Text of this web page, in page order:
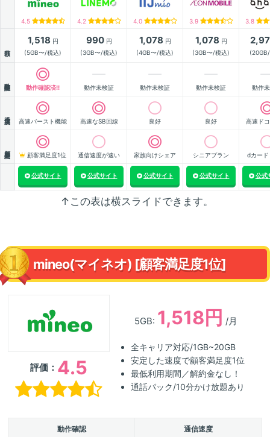
4.5 4.2 4.0 3.9 3.8
1,518 円
(5GB〜/税込)
990円
(3GB〜/税込)
1,078 円
(4GB〜/税込)
1,078 円
(3GB〜/税込)
動作確認済!! 動作未検証 動作未検証 動作未検証 動作
高速バースト機能 高速なSB回線 良好 良好 高速ド
顧客満足度1位 通信速度が速い 家族向けシェア シニアプラン dカード
公式サイト 公式サイト 公式サイト 公式サイト 公式
↑この表は横スライドできます。
mineo(マイネオ) [顧客満足度1位]
評価： 4.5
5GB: 1,518円 /月
全キャリア対応/1GB~20GB
安定した速度で顧客満足度1位
最低利用期間／解約金なし！
通話パック/10分かけ放題あり
動作確認 通信速度